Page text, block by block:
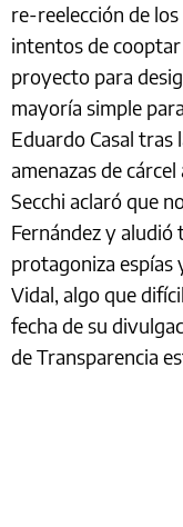
re-reelección de
intentos de
proyecto para
mayoría simple
Eduardo Casal
amenazas de cárcel
Secchi aclaró que
Fernández y aludió
protagoniza espías
Vidal, algo que
fecha de su
de Transparencia